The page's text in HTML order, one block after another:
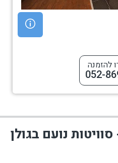
להזמנה
052-
נועם בגולן